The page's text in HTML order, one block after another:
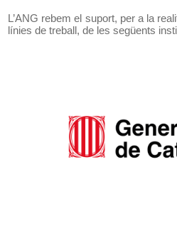
L’ANG rebem el suport, per a la
línies de treball, de les següents